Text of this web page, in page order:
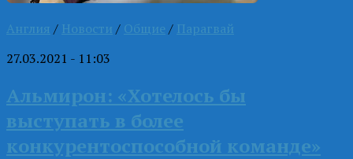
Англия / Новости / Общие / Парагвай
27.03.2021 - 11:03
Альмирон: «Хотелось бы
выступать в более
конкурентоспособной команде»